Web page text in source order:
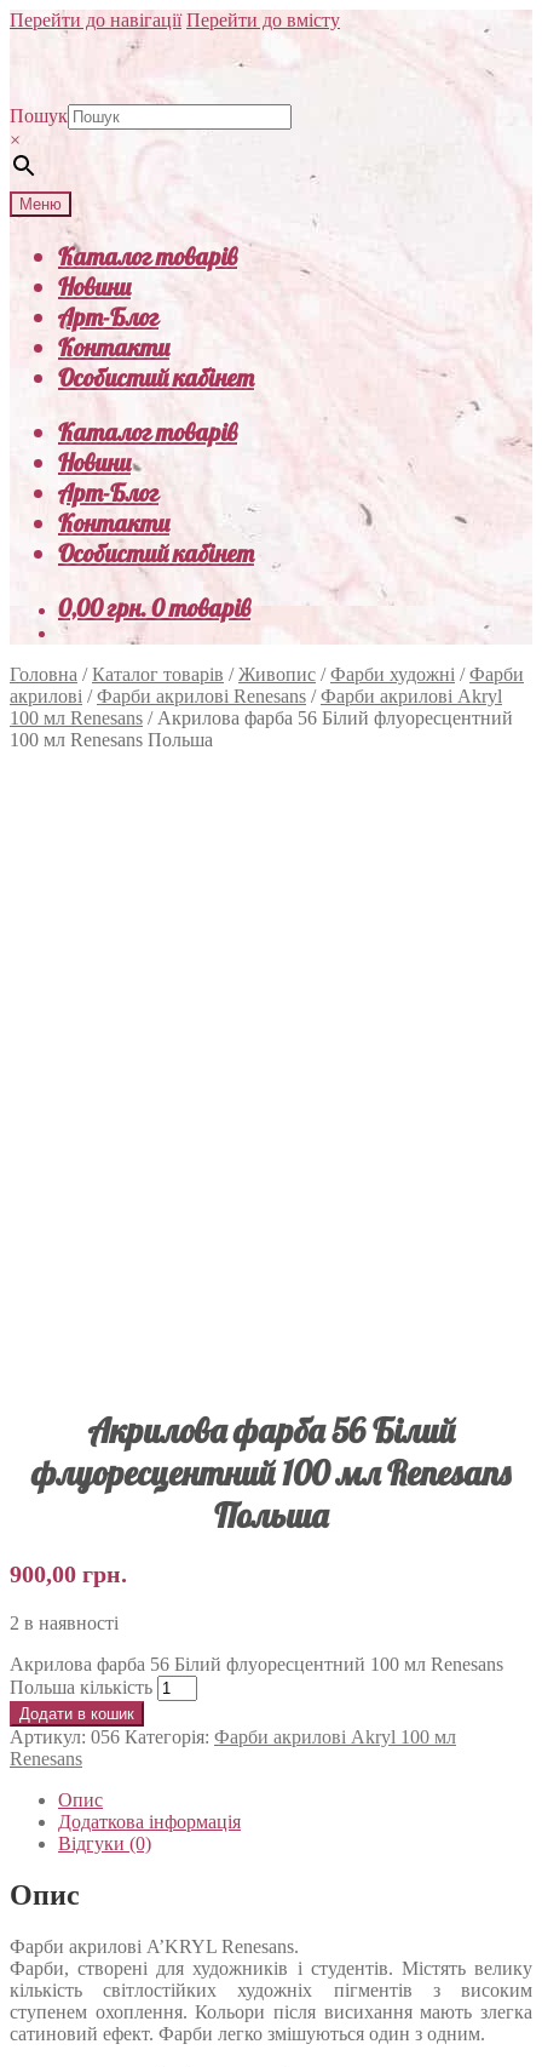
Перейти до навігації Перейти до вмісту
Пошук
×
Меню
Каталог товарів
Новини
Арт-Блог
Контакти
Особистий кабінет
Каталог товарів
Новини
Арт-Блог
Контакти
Особистий кабінет
0,00грн.0 товарів
Головна /Каталог товарів /Живопис /Фарби художні /Фарби
акрилові /Фарби акрилові Renesans /Фарби акрилові Akryl
100 мл Renesans / Акрилова фарба 56 Білий флуоресцентний
100 мл Renesans Польша
Акрилова фарба 56 Білий
флуоресцентний 100 мл Renesans
Польша
900,00 грн.
2 в наявності
Акрилова фарба 56 Білий флуоресцентний 100 мл Renesans
Польша кількість
Додати в кошик
Артикул: 056 Категорія: Фарби акрилові Akryl 100 мл
Renesans
Опис
Додаткова інформація
Відгуки (0)
Опис
Фарби акрилові A’KRYL Renesans.
Фарби, створені для художників і студентів. Містять велику
кількість світлостійких художніх пігментів з високим
ступенем охоплення. Кольори після висихання мають злегка
сатиновий ефект. Фарби легко змішуються один з одним.